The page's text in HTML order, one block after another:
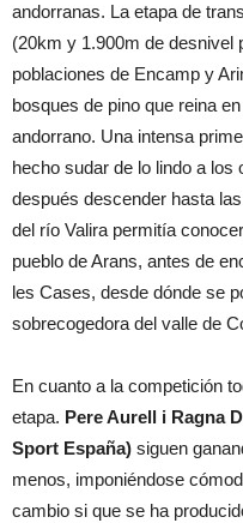
andorranas. La etapa de
(20km y 1.900m de desnivel
poblaciones de Encamp y
bosques de pino que reina
andorrano. Una intensa
hecho sudar de lo lindo a los
después descender hasta
del río Valira permitía
pueblo de Arans, antes de
les Cases, desde dónde se
sobrecogedora del valle de
En cuanto a la competición
etapa. Pere Aurell i Ragna
Sport España) siguen
menos, imponiéndose
cambio si que se ha